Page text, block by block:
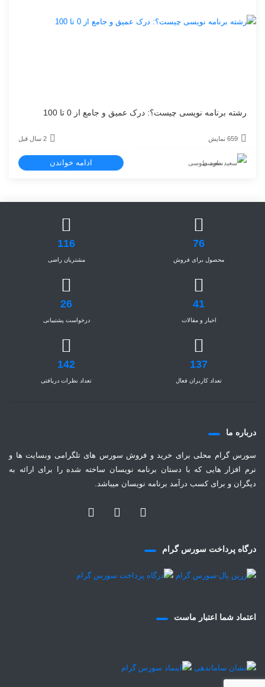
رشته برنامه نویسی چیست؟: درک عمیق و جامع از 0 تا 100
659 نمایش 2 سال قبل
سعید طوسی ادامه خواندن
76
محصول برای فروش
116
مشتریان راضی
41
اخبار و مقالات
26
درخواست پشتیبانی
137
تعداد کاربران فعال
142
تعداد نظرات دریافتی
درباره ما
سورس گرام محلی برای خرید و فروش سورس های تلگرامی وبسایت ها و
نرم افزار هایی که با دستان برنامه نویسان ساخته شده را برای ارائه به
دیگران و برای کسب درآمد برنامه نویسان میباشد.
درگاه پرداخت سورس گرام
اعتماد شما اعتبار ماست